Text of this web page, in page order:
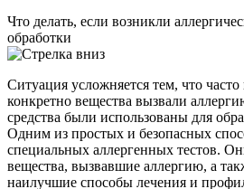
Что делать, если возникли
обработки
Ситуация усложняется тем, что часто
конкретно вещества вызвали
средства были использованы для
Одним из простых и безопасных
специальных аллергенных тестов.
вещества, вызвавшие аллергию, а
наилучшие способы лечения и